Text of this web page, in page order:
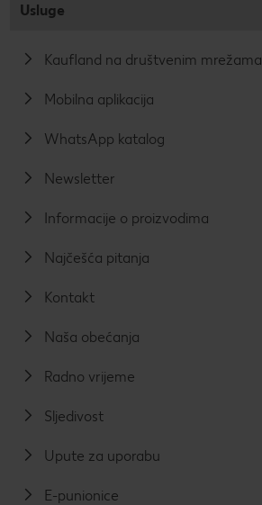
Usluge
Kaufland na društvenim mrežama
Mobilna aplikacija
WhatsApp katalog
Newsletter
Informacije o proizvodima
Najčešća pitanja
Kontakt
Naša obećanja
Radno vrijeme
Sljedivost
Upute za uporabu
E-punionice